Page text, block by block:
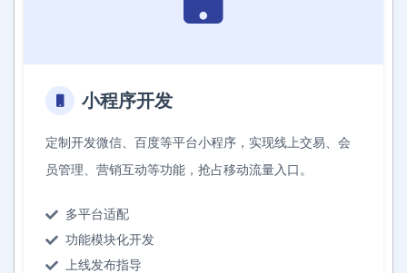
小程序开发
定制开发微信、百度等平台小程序，实现线上交易、会
员管理、营销互动等功能，抢占移动流量入口。
多平台适配
功能模块化开发
上线发布指导